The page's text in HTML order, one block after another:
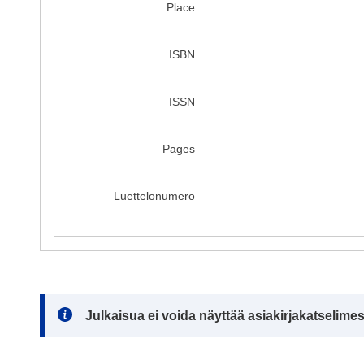
Place
ISBN
ISSN
Pages
Luettelonumero
Note:
Julkaisua ei voida näyttää